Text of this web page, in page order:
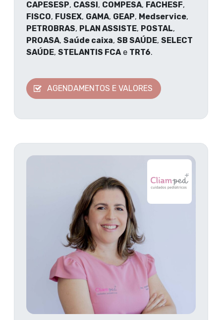
CAPESESP, CASSI, COMPESA, FACHESF,
FISCO, FUSEX, GAMA, GEAP, Medservice,
PETROBRAS, PLAN ASSISTE, POSTAL,
PROASA, Saúde caixa, SB SAÚDE, SELECT
SAÚDE, STELANTIS FCA e TRT6.
AGENDAMENTOS E VALORES